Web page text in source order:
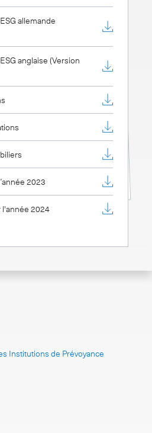
allemande
anglaise (Version
2023
2024
Institutions de Prévoyance